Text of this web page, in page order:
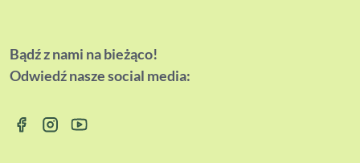
Bądź z nami na bieżąco!
Odwiedź nasze social media: